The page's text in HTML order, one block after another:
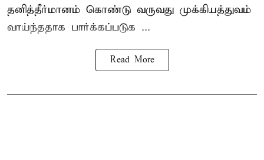
தனித்தீர்மானம் கொண்டு வருவது முக்கியத்துவம்
வாய்ந்ததாக பார்க்கப்படுக ...
Read More